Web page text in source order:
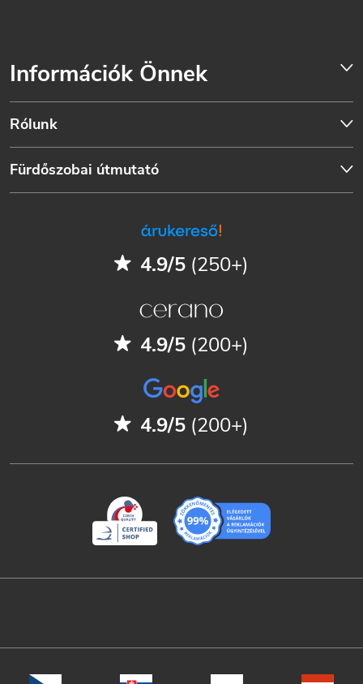
Információk Önnek
Rólunk
Fürdőszobai útmutató
4.9/5 (250+)
4.9/5 (200+)
4.9/5 (200+)